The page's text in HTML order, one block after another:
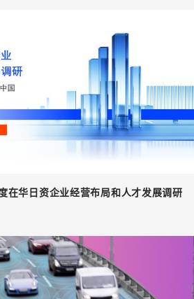
在华日资企业经营布局和人才发展调研